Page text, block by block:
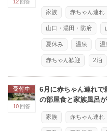
12 回答
家族 赤ちゃん連れ
山口・湯田・防府
夏休み 温泉 温
赤ちゃん歓迎 2泊
受付中
10 回答
6月に赤ちゃん連れで
の部屋食と家族風呂
家族 赤ちゃん連れ